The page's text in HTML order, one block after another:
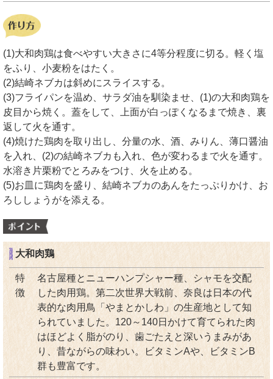
(1)大和肉鶏は食べやすい大きさに4等分程度に切る。軽く塩
をふり、小麦粉をはたく。
(2)結崎ネブカは斜めにスライスする。
(3)フライパンを温め、サラダ油を馴染ませ、(1)の大和肉鶏を
皮目から焼く。蓋をして、上面が白っぽくなるまで焼き、裏
返して火を通す。
(4)焼けた鶏肉を取り出し、分量の水、酒、みりん、薄口醤油
を入れ、(2)の結崎ネブカも入れ、色が変わるまで火を通す。
水溶き片栗粉でとろみをつけ、火を止める。
(5)お皿に鶏肉を盛り、結崎ネブカのあんをたっぷりかけ、お
ろししょうがを添える。
大和肉鶏
特
徴
名古屋種とニューハンプシャー種、シャモを交配
した肉用鶏。第二次世界大戦前、奈良は日本の代
表的な肉用鳥「やまとかしわ」の生産地として知
られていました。120～140日かけて育てられた肉
はほどよく脂がのり、歯ごたえと深いうまみがあ
り、昔ながらの味わい。ビタミンAや、ビタミンB
群も豊富です。